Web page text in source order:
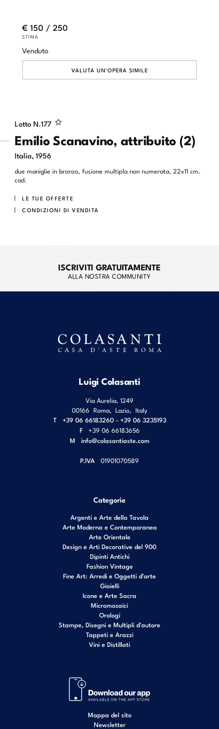
Lotto N.177
Emilio Scanavino, attribuito (2)
Italia, 1956
due maniglie in bronzo, fusione multipla non numerata, 22x11 cm.
cad.
LE TUE OFFERTE
CONDIZIONI DI VENDITA
€ 150 / 250
STIMA
Venduto
VALUTA UN'OPERA SIMILE
ISCRIVITI GRATUITAMENTE
ALLA NOSTRA COMMUNITY
Luigi Colasanti
Via Aurelia, 1249
00166 Roma Lazio Italy
T
+39 06 66183260 - +39 06 3235193
F
+39 06 66183656
M info@colasantiaste.com
P.IVA 01901070589
Categorie
Argenti e Arte della Tavola
Arte Moderna e Contemporanea
Arte Orientale
Design e Arti Decorative del 900
Dipinti Antichi
Fashion Vintage
Fine Art: Arredi e Oggetti d’arte
Gioielli
Icone e Arte Sacra
Micromosaici
Orologi
Stampe, Disegni e Multipli d'autore
Tappeti e Arazzi
Vini e Distillati
Mappa del sito
Newsletter